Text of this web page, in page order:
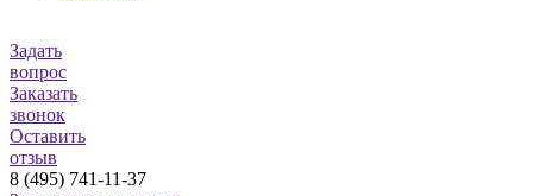
Задать
вопрос
Заказать
звонок
Оставить
отзыв
8 (495) 741-11-37